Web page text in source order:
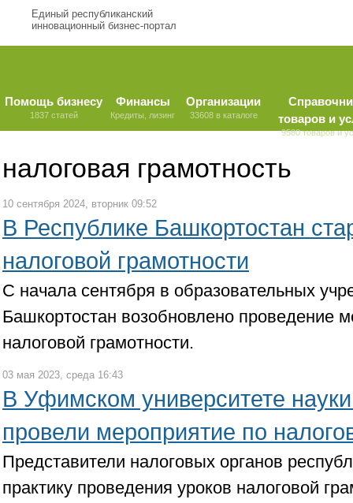
Единый республиканский
инновационный бизнес-портал
Помощь бизнесу
1837 статей
Финансы
Кредиты, лизинг
Организации
33608 в каталоге
товаров и
9580 товаров и
налоговая грамотность
10 сентября 2024, вторник 09:52
В Республике Башкортостан
налоговой грамотности
С начала сентября в образовательных
Башкортостан возобновлено проведение
налоговой грамотности.
03 мая 2023, среда 16:43
В Уфимском университете
провели мероприятие по
Представители налоговых органов
практику проведения уроков налоговой